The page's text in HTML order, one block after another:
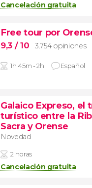
Cancelación gratuita
Free tour por
9,3 / 10 3.754 opiniones
1h 45m - 2h Español
Galaico Expreso, el
turístico entre la
Sacra y Orense
Novedad
2 horas
Cancelación gratuita